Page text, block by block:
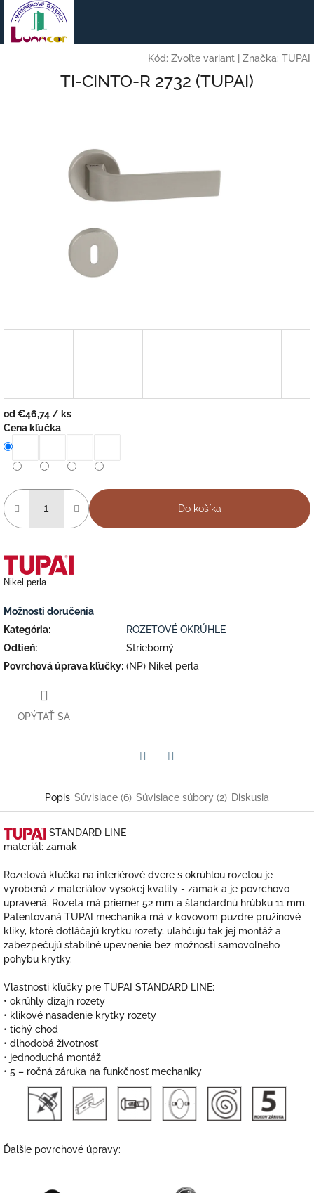
Prejsť
obsah
Kód: Zvoľte variant Značka: TUPAI
TI-CINTO-R 2732 (TUPAI)
od€46,74 / ks
Jednotková
cena:
Cena kľučka
Do košíka
Nikel perla
Možnosti doručenia
Kategória:
ROZETOVÉ OKRÚHLE
Odtieň:
Strieborný
Povrchová úprava kľučky: (NP) Nikel perla
OPÝTAŤ SA
Popis Súvisiace (6) Súvisiace súbory (2) Diskusia
STANDARD LINE
materiál: zamak
Rozetová kľučka na interiérové dvere s okrúhlou rozetou je
vyrobená z materiálov vysokej kvality - zamak a je povrchovo
upravená. Rozeta má priemer 52 mm a štandardnú hrúbku 11 mm.
Patentovaná TUPAI mechanika má v kovovom puzdre pružinové
kliky, ktoré dotláčajú krytku rozety, uľahčujú tak jej montáž a
zabezpečujú stabilné upevnenie bez možnosti samovoľného
pohybu krytky.
Vlastnosti kľučky pre TUPAI STANDARD LINE:
• okrúhly dizajn rozety
• klikové nasadenie krytky rozety
• tichý chod
• dlhodobá životnosť
• jednoduchá montáž
• 5 – ročná záruka na funkčnosť mechaniky
Ďalšie povrchové úpravy: